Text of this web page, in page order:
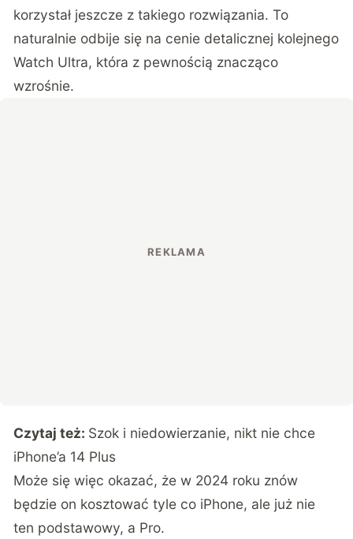
korzystał jeszcze z takiego rozwiązania. To
naturalnie odbije się na cenie detalicznej kolejnego
Watch Ultra, która z pewnością znacząco
wzrośnie.
Czytaj też: Szok i niedowierzanie, nikt nie chce
iPhone’a 14 Plus
Może się więc okazać, że w 2024 roku znów
będzie on kosztować tyle co iPhone, ale już nie
ten podstawowy, a Pro.